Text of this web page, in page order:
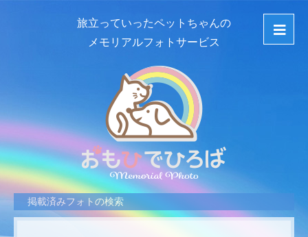
旅立っていったペットちゃんの
メモリアルフォトサービス
掲載済みフォトの検索